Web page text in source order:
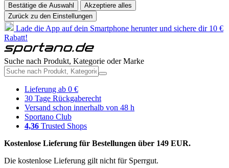
Bestätige die Auswahl
Akzeptiere alles
Zurück zu den Einstellungen
Lade die App auf dein Smartphone herunter und sichere dir 10 €
Rabatt!
Suche nach Produkt, Kategorie oder Marke
Lieferung ab 0 €
30 Tage Rückgaberecht
Versand schon innerhalb von 48 h
Sportano Club
4,36 Trusted Shops
Kostenlose Lieferung für Bestellungen über 149 EUR.
Die kostenlose Lieferung gilt nicht für Sperrgut.